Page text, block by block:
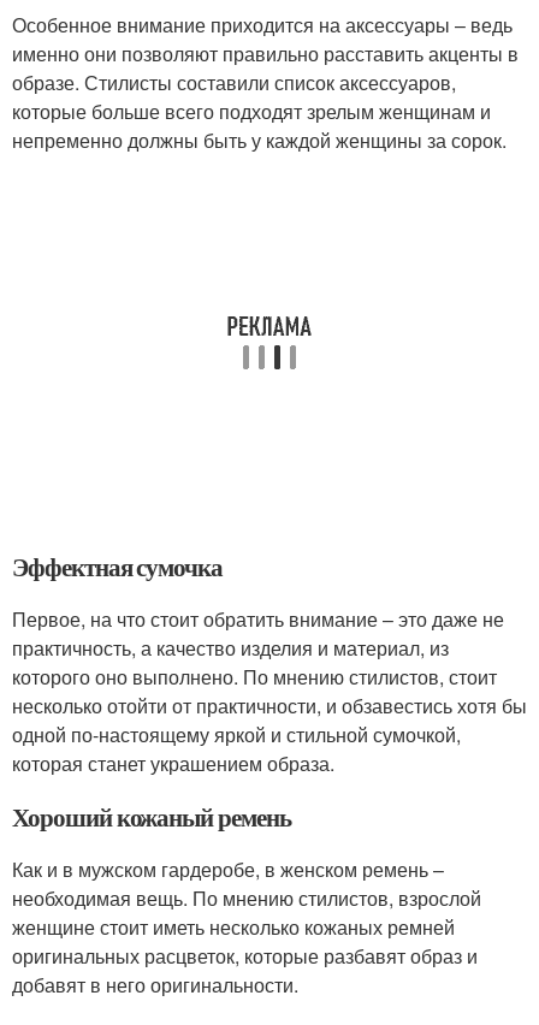
Особенное внимание приходится на аксессуары – ведь
именно они позволяют правильно расставить акценты в
образе. Стилисты составили список аксессуаров,
которые больше всего подходят зрелым женщинам и
непременно должны быть у каждой женщины за сорок.
Эффектная сумочка
Первое, на что стоит обратить внимание – это даже не
практичность, а качество изделия и материал, из
которого оно выполнено. По мнению стилистов, стоит
несколько отойти от практичности, и обзавестись хотя бы
одной по-настоящему яркой и стильной сумочкой,
которая станет украшением образа.
Хороший кожаный ремень
Как и в мужском гардеробе, в женском ремень –
необходимая вещь. По мнению стилистов, взрослой
женщине стоит иметь несколько кожаных ремней
оригинальных расцветок, которые разбавят образ и
добавят в него оригинальности.